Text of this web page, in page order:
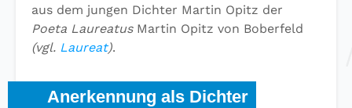
aus dem jungen Dichter Martin Opitz der
Poeta LaureatusMartin Opitz von Boberfeld
(vgl. Laureat).
Anerkennung als Dichter